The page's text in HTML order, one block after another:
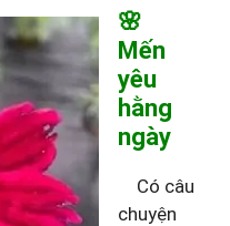
🌸
Mến
yêu
hằng
ngày
Có câu
chuyện